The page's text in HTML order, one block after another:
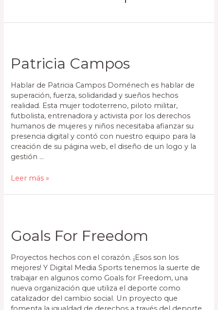
Patricia Campos
Hablar de Patricia Campos Doménech es hablar de
superación, fuerza, solidaridad y sueños hechos
realidad. Esta mujer todoterreno, piloto militar,
futbolista, entrenadora y activista por los derechos
humanos de mujeres y niños necesitaba afianzar su
presencia digital y contó con nuestro equipo para la
creación de su página web, el diseño de un logo y la
gestión …
Leer más »
Goals For Freedom
Proyectos hechos con el corazón. ¡Esos son los
mejores! Y Digital Media Sports tenemos la suerte de
trabajar en algunos como Goals for Freedom, una
nueva organización que utiliza el deporte como
catalizador del cambio social. Un proyecto que